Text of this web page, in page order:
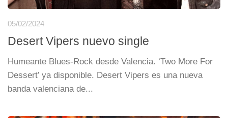
05/02/2024
Desert Vipers nuevo single
Humeante Blues-Rock desde Valencia. ‘Two More For
Dessert’ ya disponible. Desert Vipers es una nueva
banda valenciana de...